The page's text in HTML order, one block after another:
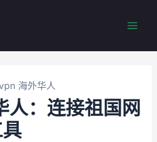
海外华人
人：连接祖国网